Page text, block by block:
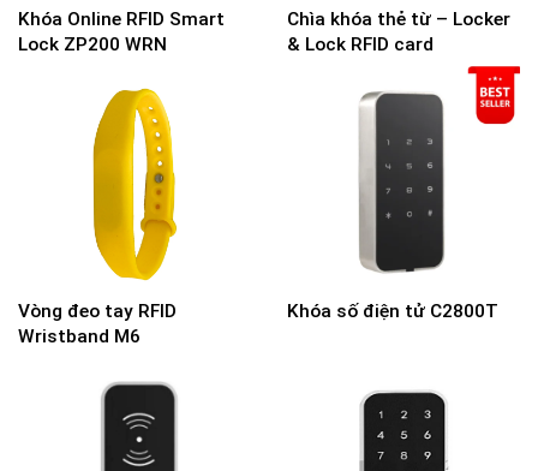
Khóa Online RFID Smart
Lock ZP200 WRN
Chìa khóa thẻ từ – Locker
& Lock RFID card
Vòng đeo tay RFID
Wristband M6
Khóa số điện tử C2800T